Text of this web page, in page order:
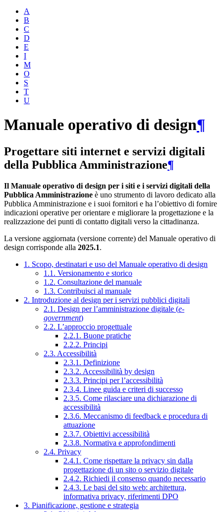
A
B
C
D
E
I
M
O
S
T
U
Manuale operativo di design¶
Progettare siti internet e servizi digitali
della Pubblica Amministrazione¶
Il Manuale operativo di design per i siti e i servizi digitali della
Pubblica Amministrazione è uno strumento di lavoro dedicato alla
Pubblica Amministrazione e i suoi fornitori e ha l’obiettivo di fornire
indicazioni operative per orientare e migliorare la progettazione e la
realizzazione dei punti di contatto digitali verso la cittadinanza.
La versione aggiornata (versione corrente) del Manuale operativo di
design corrisponde alla 2025.1.
1. Scopo, destinatari e uso del Manuale operativo di design
1.1. Versionamento e storico
1.2. Consultazione del manuale
1.3. Contribuisci al manuale
2. Introduzione al design per i servizi pubblici digitali
2.1. Design per l’amministrazione digitale (e-
government)
2.2. L’approccio progettuale
2.2.1. Buone pratiche
2.2.2. Principi
2.3. Accessibilità
2.3.1. Definizione
2.3.2. Accessibilità by design
2.3.3. Principi per l’accessibilità
2.3.4. Linee guida e criteri di successo
2.3.5. Come rilasciare una dichiarazione di
accessibilità
2.3.6. Meccanismo di feedback e procedura di
attuazione
2.3.7. Obiettivi accessibilità
2.3.8. Normativa e approfondimenti
2.4. Privacy
2.4.1. Come rispettare la privacy sin dalla
progettazione di un sito o servizio digitale
2.4.2. Richiedi il consenso quando necessario
2.4.3. Le basi del sito web: architettura,
informativa privacy, riferimenti DPO
3. Pianificazione, gestione e strategia